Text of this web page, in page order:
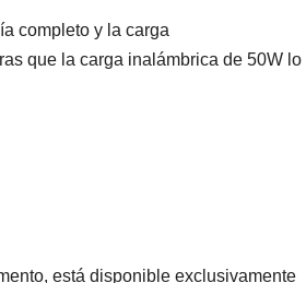
completo y la carga
que la carga inalámbrica de 50W lo
está disponible exclusivamente